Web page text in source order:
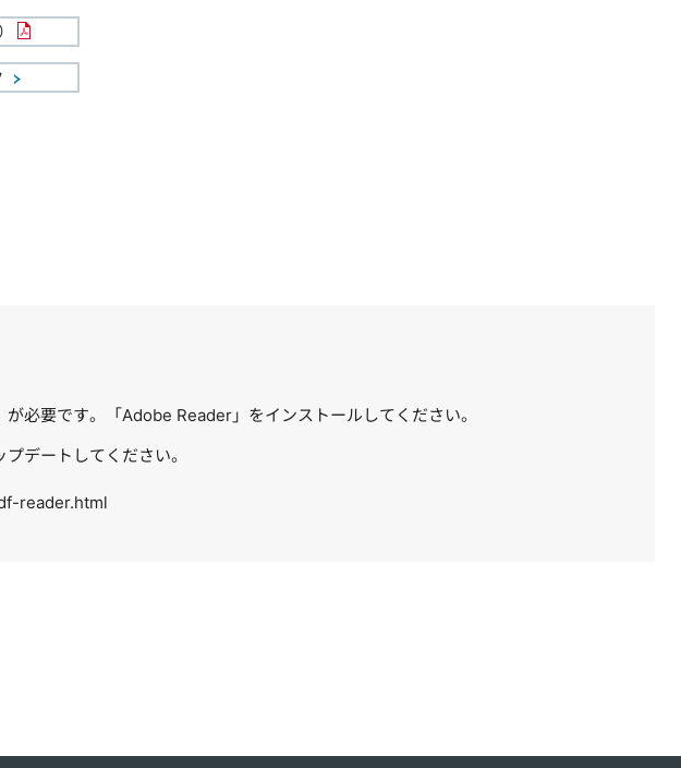
必要です。「Adobe Reader」をインストールしてください。
デートしてください。
reader.html